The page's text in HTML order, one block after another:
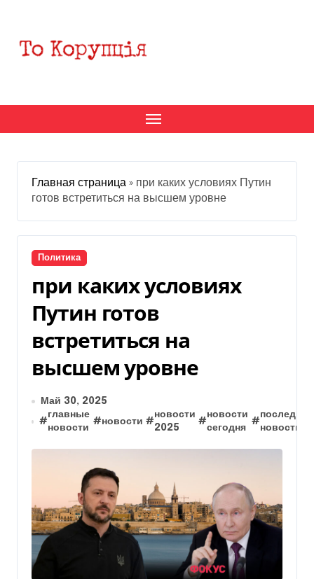
содержанию
Главная страница » при каких условиях Путин
готов встретиться на высшем уровне
Политика
при каких условиях
Путин готов
встретиться на
высшем уровне
Май 30, 2025
#
главные
новости
#новости #
новости
2025
#
новости
сегодня
#
последние
новости